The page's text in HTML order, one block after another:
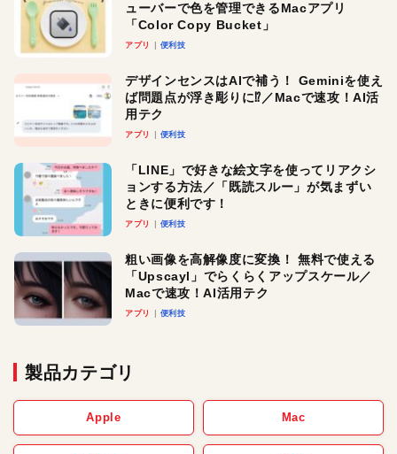
ューバーで色を管理できるMacアプリ
「Color Copy Bucket」
アプリ 便利技
デザインセンスはAIで補う！ Geminiを使え
ば問題点が浮き彫りに⁉︎／Macで速攻！AI活
用テク
アプリ 便利技
「LINE」で好きな絵文字を使ってリアクシ
ョンする方法／「既読スルー」が気まずい
ときに便利です！
アプリ 便利技
粗い画像を高解像度に変換！ 無料で使える
「Upscayl」でらくらくアップスケール／
Macで速攻！AI活用テク
アプリ 便利技
製品カテゴリ
Apple Mac